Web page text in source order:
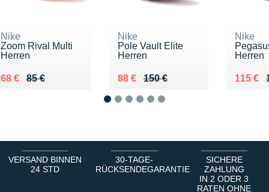
Nike
Zoom Rival Multi
Herren
85 €
Au lieu de 85 €
68 €
Vendu 68 €
Nike
Pole Vault Elite
Herren
150 €
Au lieu de 150 €
88 €
Vendu 88 €
Nike
Herren
Au lieu
115 €
Vendu
VERSAND BINNEN
24 STD
30-TAGE-
RÜCKSENDEGARANTIE
SICHERE
ZAHLUNG
IN 2 ODER 3
RATEN OHNE